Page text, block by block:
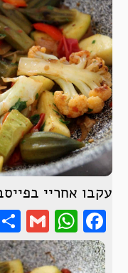
עקבו אחריי